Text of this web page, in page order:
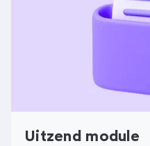
Uitzend module